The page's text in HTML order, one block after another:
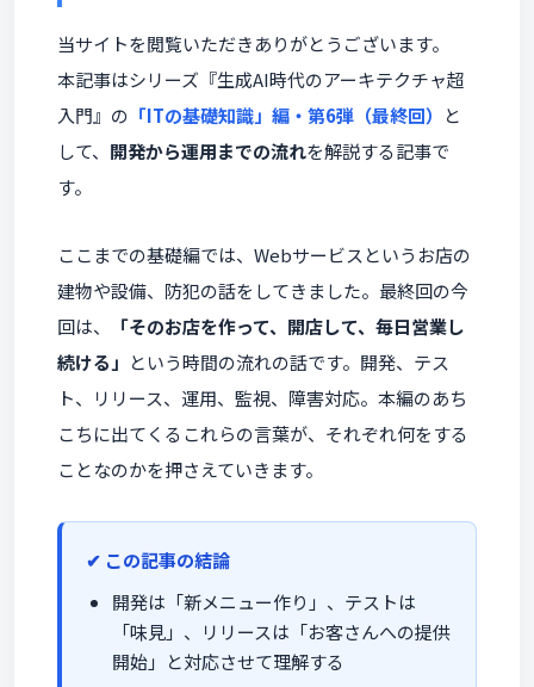
当サイトを閲覧いただきありがとうございます。
本記事はシリーズ『生成AI時代のアーキテクチャ超
入門』の 「ITの基礎知識」編・第6弾（最終回）
と
して、 開発から運用までの流れを解説する記事で
す。
ここまでの基礎編では、Webサービスというお店の
建物や設備、防犯の話をしてきました。最終回の今
回は、
「そのお店を作って、開店して、毎日営業し
続ける」 という時間の流れの話です。開発、テス
ト、リリース、運用、監視、障害対応。本編のあち
こちに出てくるこれらの言葉が、それぞれ何をする
ことなのかを押さえていきます。
この記事の結論
開発は「新メニュー作り」、テストは
「味見」、リリースは「お客さんへの提供
開始」と対応させて理解する